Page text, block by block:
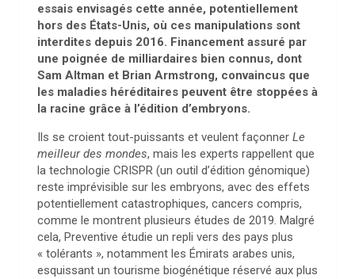
essais envisagés cette année, potentiellement
hors des États-Unis, où ces manipulations sont
interdites depuis 2016. Financement assuré par
une poignée de milliardaires bien connus, dont
Sam Altman et Brian Armstrong, convaincus que
les maladies héréditaires peuvent être stoppées à
la racine grâce à l’édition d’embryons.
Ils se croient tout-puissants et veulent façonner Le
meilleur des mondes, mais les experts rappellent que
la technologie CRISPR (un outil d’édition génomique)
reste imprévisible sur les embryons, avec des effets
potentiellement catastrophiques, cancers compris,
comme le montrent plusieurs études de 2019. Malgré
cela, Preventive étudie un repli vers des pays plus
« tolérants », notamment les Émirats arabes unis,
esquissant un tourisme biogénétique réservé aux plus